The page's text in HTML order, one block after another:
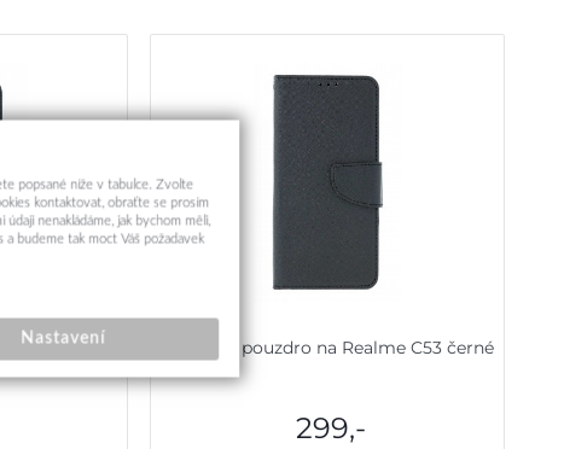
C53 černé
Knížkové pouzdro na Realme C53 černé
299,-
popsané níže v tabulce. Zvolte
kontaktovat, obraťte se prosím
nenakládáme, jak bychom měli,
budeme tak moct Váš požadavek
Nastavení